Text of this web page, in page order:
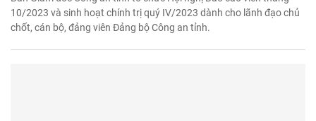
10/2023 và sinh hoạt chính trị quý IV/2023 dành cho lãnh đạo chủ
chốt, cán bộ, đảng viên Đảng bộ Công an tỉnh.